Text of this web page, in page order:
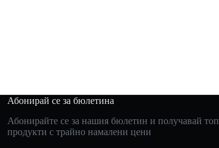
Абонирай се за бюлетина
Абонирайте се за нашия бюлетин и получавай топ
продукти с трайно намалени цени